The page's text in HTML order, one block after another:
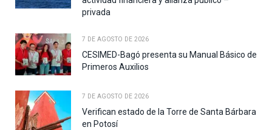
privada
7 DE AGOSTO DE 2026
CESIMED-Bagó presenta su Manual Básico de
Primeros Auxilios
7 DE AGOSTO DE 2026
Verifican estado de la Torre de Santa Bárbara
en Potosí